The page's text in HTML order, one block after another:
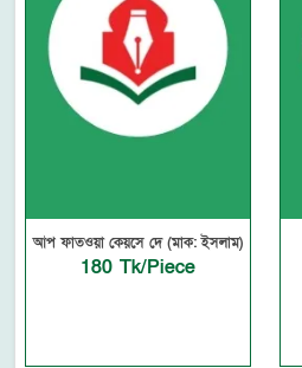
আপ ফাতওয়া কেয়সে দে (মাক: ইসলাম)
180 Tk/Piece